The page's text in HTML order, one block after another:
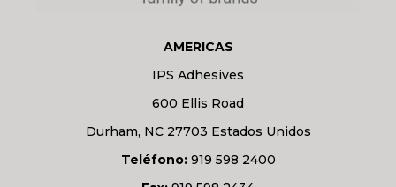
AMERICAS
IPS Adhesives
600 Ellis Road
Durham, NC 27703 Estados Unidos
Teléfono:919 598 2400